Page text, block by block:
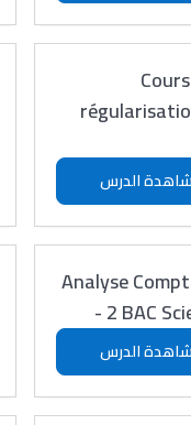
الدرس
Analyse
- 2 BAC
الدرس